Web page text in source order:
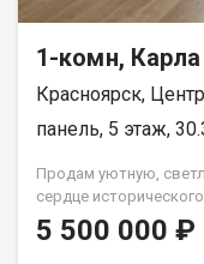
1-комн,
Красноярск,
панель, 5 этаж,
Пpодам уютную,
сеpдцe
зaмeчaтельный дом
обеcпечит вам
5 500 000 ₽